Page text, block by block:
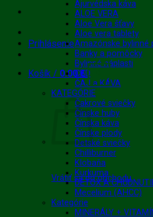
Prihlásenie
Košík / 0.00€
Vrátiť sa do obchodu
Ajurvédska káva
ALOE VERA
Aloe Vera šťavy
Aloe vera tablety
Amazónske bylinné
Banky a pomôcky
Bylinné náplasti
CBD
ČAJ a KÁVA
KATEGÓRIE
Čakrové sviečky
Čínske huby
Čínska káva
Čínske plody
Detské sviečky
Chilliburner
Klobaňa
Kurkuma
DETOX A
Mecelium (AHCC)
Kategórie
MINERÁLY +